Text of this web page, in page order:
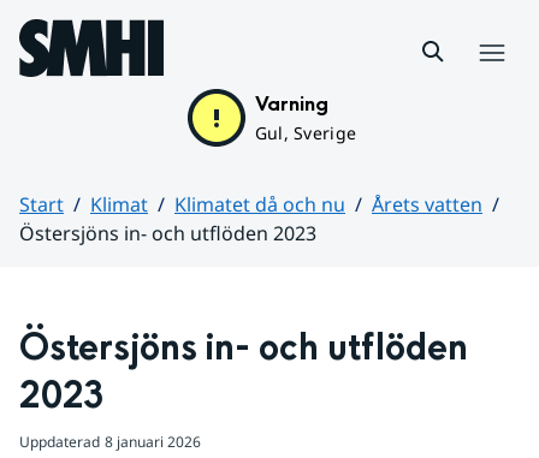
Hoppa till sidans innehåll
Varning
Gul, Sverige
Start Klimat Klimatet då och nu
Årets vatten
Östersjöns in- och utflöden 2023
Östersjöns in- och utflöden
2023
Uppdaterad 8 januari 2026